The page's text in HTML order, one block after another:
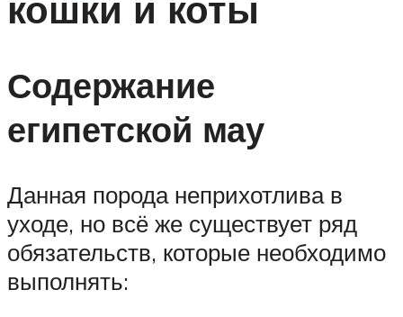
Содержание
египетской мау
Данная порода неприхотлива в
уходе, но всё же существует ряд
обязательств, которые необходимо
выполнять: